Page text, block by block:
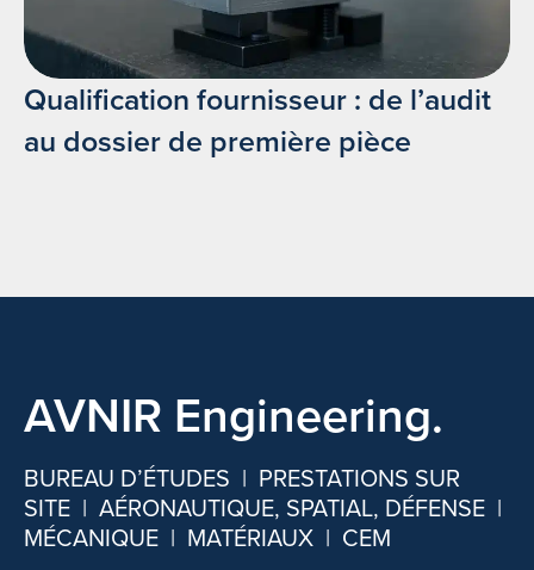
Qualification fournisseur : de l’audit
au dossier de première pièce
AVNIR Engineering.
BUREAU D’ÉTUDES | PRESTATIONS SUR
SITE | AÉRONAUTIQUE, SPATIAL, DÉFENSE |
MÉCANIQUE | MATÉRIAUX | CEM